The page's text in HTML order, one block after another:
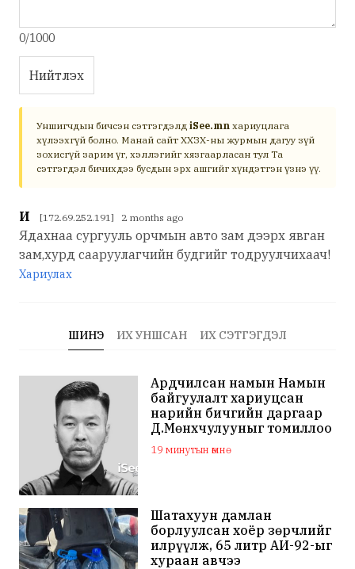
0/1000
Нийтлэх
Уншигчдын бичсэн сэтгэгдэлд iSee.mn хариуцлага
хүлээхгүй болно. Манай сайт ХХЗХ-ны журмын дагуу зүй
зохисгүй зарим үг, хэллэгийг хязгаарласан тул Та
сэтгэгдэл бичихдээ бусдын эрх ашгийг хүндэтгэн үзнэ үү.
И [172.69.252.191] 2 months ago
Ядахнаа сургууль орчмын авто зам дээрх явган
зам,хурд сааруулагчийн будгийг тодруулчихаач!
Хариулах
ШИНЭ ИХ УНШСАН ИХ СЭТГЭГДЭЛ
Ардчилсан намын Намын
байгуулалт хариуцсан
нарийн бичгийн даргаар
Д.Мөнхчулууныг томиллоо
19 минутын өмнө
Шатахуун дамлан
борлуулсан хоёр зөрчлийг
илрүүлж, 65 литр АИ-92-ыг
хураан авчээ